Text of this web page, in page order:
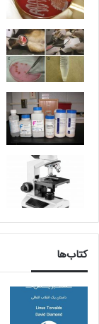
کتاب‌ها